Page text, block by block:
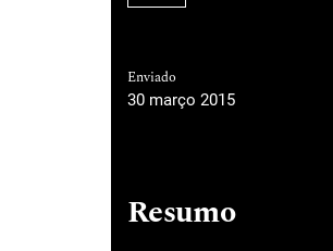
Enviado
30 março 2015
Resumo